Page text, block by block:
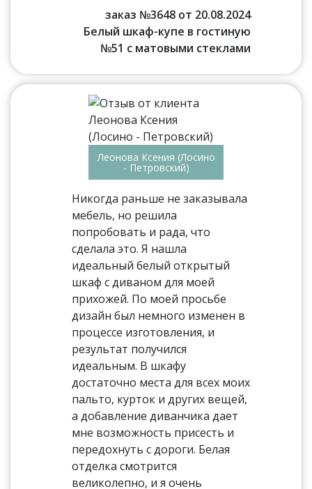
заказ №3648 от 20.08.2024
Белый шкаф-купе в гостиную
№51 с матовыми стеклами
Леонова Ксения (Лосино
- Петровский)
Никогда раньше не заказывала
мебель, но решила
попробовать и рада, что
сделала это. Я нашла
идеальный белый открытый
шкаф с диваном для моей
прихожей. По моей просьбе
дизайн был немного изменен в
процессе изготовления, и
результат получился
идеальным. В шкафу
достаточно места для всех моих
пальто, курток и других вещей,
а добавление диванчика дает
мне возможность присесть и
передохнуть с дороги. Белая
отделка смотрится
великолепно, и я очень